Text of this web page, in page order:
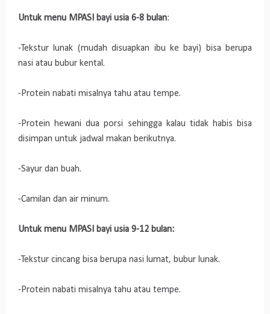
Untuk menu MPASI bayi usia 6-8 bulan:
-Tekstur lunak (mudah disuapkan ibu ke bayi) bisa berupa
nasi atau bubur kental.
-Protein nabati misalnya tahu atau tempe.
-Protein hewani dua porsi sehingga kalau tidak habis bisa
disimpan untuk jadwal makan berikutnya.
-Sayur dan buah.
-Camilan dan air minum.
Untuk menu MPASI bayi usia 9-12 bulan:
-Tekstur cincang bisa berupa nasi lumat, bubur lunak.
-Protein nabati misalnya tahu atau tempe.